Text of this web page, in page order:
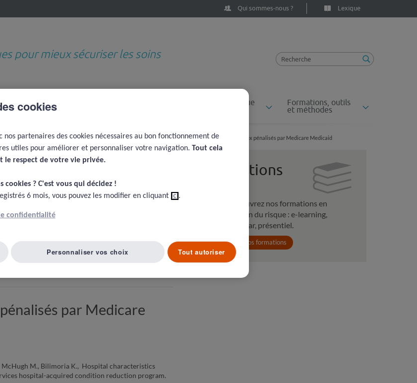
Lexique
Qui sommes-nous ?
pour mieux sécuriser les soins
de questions Dossiers du risque Formations, outils
et méthodes
la qualité et de la non qualité, risques associés au paiement à la performance Le paradoxe des hôpitaux pénalisés par Medicare Medicaid
la non qualité,
à la
par Medicare
McHugh M., Bilimoria K., Hospital characteristics
hospital-acquired condition reduction program.
Formations
Découvrez nos formations en
gestion du risque : e-learning,
webinar, présentiel.
Voir toutes nos formations
cookies
nos partenaires des cookies nécessaires au bon fonctionnement de
utiles pour améliorer et personnaliser votre navigation. Tout cela
le respect de votre vie privée.​
cookies ? C'est vous qui décidez !​
6 mois, vous pouvez les modifier en cliquant ici.
confidentialité
Tout autoriser
Personnaliser vos choix